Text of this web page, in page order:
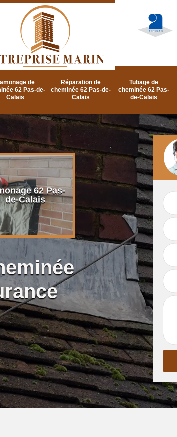
de
62 Pas-de-
Calais
Réparation de
cheminée 62 Pas-de-
Calais
Tubage de
cheminée 62 Pas-
de-Calais
62 Pas-
de-Calais
Ramonage de
cheminée 62 Pas-
de-Calais